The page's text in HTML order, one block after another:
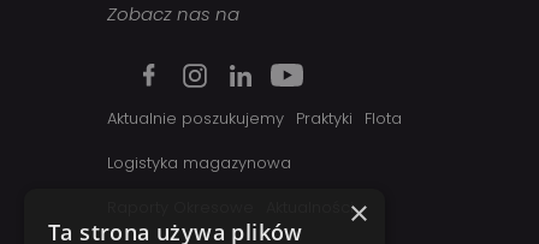
Zobacz nas na
Aktualnie poszukujemy Praktyki
Flota
Logistyka magazynowa
Aktualności×
Ta strona używa plików